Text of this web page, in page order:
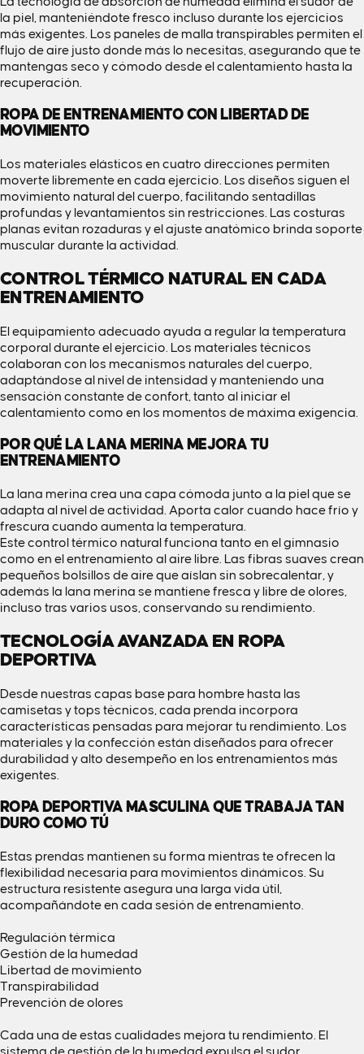
la piel, manteniéndote fresco incluso durante los ejercicios
más exigentes. Los paneles de malla transpirables permiten el
flujo de aire justo donde más lo necesitas, asegurando que te
mantengas seco y cómodo desde el calentamiento hasta la
recuperación.
ROPA DE ENTRENAMIENTO CON LIBERTAD DE
MOVIMIENTO
Los materiales elásticos en cuatro direcciones permiten
moverte libremente en cada ejercicio. Los diseños siguen el
movimiento natural del cuerpo, facilitando sentadillas
profundas y levantamientos sin restricciones. Las costuras
planas evitan rozaduras y el ajuste anatómico brinda soporte
muscular durante la actividad.
CONTROL TÉRMICO NATURAL EN CADA
ENTRENAMIENTO
El equipamiento adecuado ayuda a regular la temperatura
corporal durante el ejercicio. Los materiales técnicos
colaboran con los mecanismos naturales del cuerpo,
adaptándose al nivel de intensidad y manteniendo una
sensación constante de confort, tanto al iniciar el
calentamiento como en los momentos de máxima exigencia.
POR QUÉ LA LANA MERINA MEJORA TU
ENTRENAMIENTO
La lana merina crea una capa cómoda junto a la piel que se
adapta al nivel de actividad. Aporta calor cuando hace frío y
frescura cuando aumenta la temperatura.
Este control térmico natural funciona tanto en el gimnasio
como en el entrenamiento al aire libre. Las fibras suaves crean
pequeños bolsillos de aire que aíslan sin sobrecalentar, y
además la lana merina se mantiene fresca y libre de olores,
incluso tras varios usos, conservando su rendimiento.
TECNOLOGÍA AVANZADA EN ROPA
DEPORTIVA
Desde nuestras capas base para hombre hasta las
camisetas y tops técnicos, cada prenda incorpora
características pensadas para mejorar tu rendimiento. Los
materiales y la confección están diseñados para ofrecer
durabilidad y alto desempeño en los entrenamientos más
exigentes.
ROPA DEPORTIVA MASCULINA QUE TRABAJA TAN
DURO COMO TÚ
Estas prendas mantienen su forma mientras te ofrecen la
flexibilidad necesaria para movimientos dinámicos. Su
estructura resistente asegura una larga vida útil,
acompañándote en cada sesión de entrenamiento.
Regulación térmica
Gestión de la humedad
Libertad de movimiento
Transpirabilidad
Prevención de olores
Cada una de estas cualidades mejora tu rendimiento. El